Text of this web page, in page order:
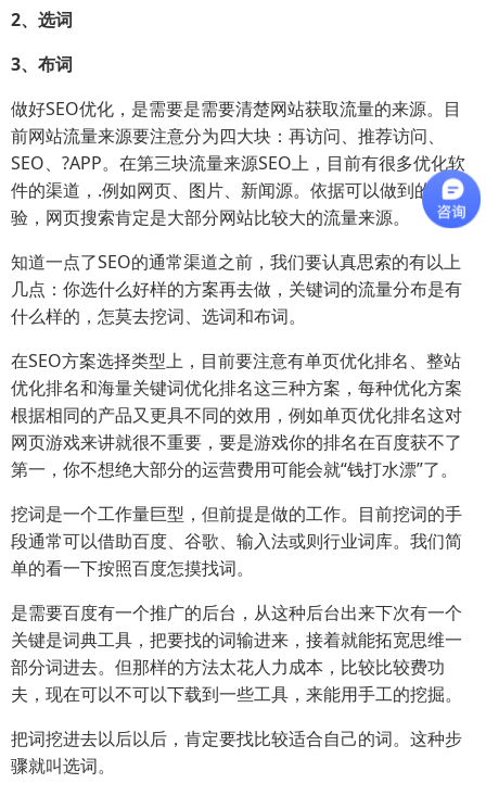
2、选词
3、布词
做好SEO优化，是需要是需要清楚网站获取流量的来源。目
前网站流量来源要注意分为四大块：再访问、推荐访问、
SEO、?APP。在第三块流量来源SEO上，目前有很多优化软
件的渠道，.例如网页、图片、新闻源。依据可以做到的经
验，网页搜索肯定是大部分网站比较大的流量来源。
知道一点了SEO的通常渠道之前，我们要认真思索的有以上
几点：你选什么好样的方案再去做，关键词的流量分布是有
什么样的，怎莫去挖词、选词和布词。
在SEO方案选择类型上，目前要注意有单页优化排名、整站
优化排名和海量关键词优化排名这三种方案，每种优化方案
根据相同的产品又更具不同的效用，例如单页优化排名这对
网页游戏来讲就很不重要，要是游戏你的排名在百度获不了
第一，你不想绝大部分的运营费用可能会就“钱打水漂”了。
挖词是一个工作量巨型，但前提是做的工作。目前挖词的手
段通常可以借助百度、谷歌、输入法或则行业词库。我们简
单的看一下按照百度怎摸找词。
是需要百度有一个推广的后台，从这种后台出来下次有一个
关键是词典工具，把要找的词输进来，接着就能拓宽思维一
部分词进去。但那样的方法太花人力成本，比较比较费功
夫，现在可以不可以下载到一些工具，来能用手工的挖掘。
把词挖进去以后以后，肯定要找比较适合自己的词。这种步
骤就叫选词。